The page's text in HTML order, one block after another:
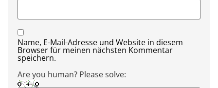
Name, E-Mail-Adresse und Website in diesem
Browser für meinen nächsten Kommentar
speichern.
Are you human? Please solve: